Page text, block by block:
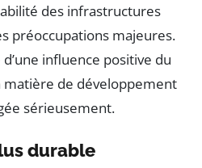
des infrastructures
préoccupations majeures.
influence positive du
matière de développement
sérieusement.
durable